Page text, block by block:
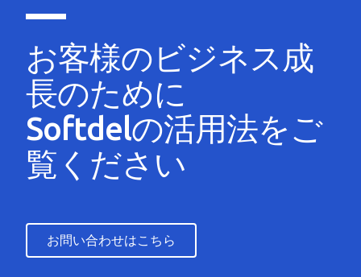
お客様のビジネス成
長のために
Softdelの活用法をご
覧ください
お問い合わせはこちら